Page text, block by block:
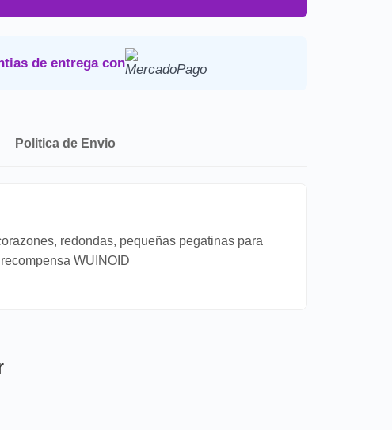
impuestos y envio a tu domicilio.
de entrega con
Politica de Envio
redondas, pequeñas pegatinas para
WUINOID